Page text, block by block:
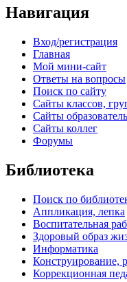
Навигация
Вход/регистрация
Главная
Мой мини-сайт
Ответы на вопросы
Поиск по сайту
Сайты классов,
Сайты
Сайты коллег
Форумы
Библиотека
Поиск по
Аппликация, лепка
Воспитательная
Здоровый образ
Информатика
Конструирование,
Коррекционная